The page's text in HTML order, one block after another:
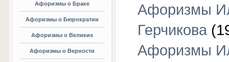
Афоризмы о Браке
Афоризмы о Бюрократии
Афоризмы о Великих
Афоризмы о Верности
Афоризмы
Герчикова
Афоризмы